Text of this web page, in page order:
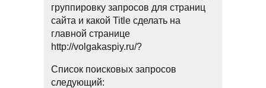
группировку запросов для страниц
сайта и какой Title сделать на
главной странице
http://volgakaspiy.ru/?
Список поисковых запросов
следующий: